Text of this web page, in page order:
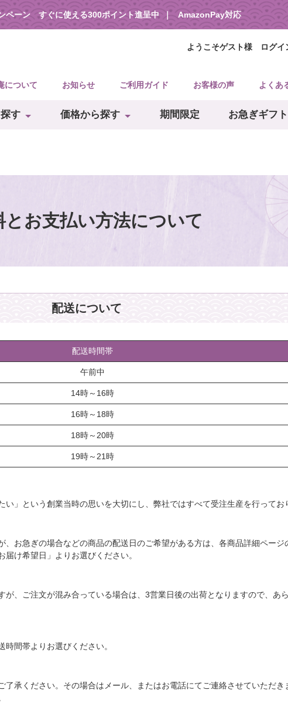
ペーン すぐに使える300ポイント進呈中 AmazonPay対応
ようこそゲスト様 ログイ
について お知らせ ご利用ガイド お客様の声 よくあ
す 価格から探す 期間限定 お急ぎギフト
とお支払い方法について
配送について
配送時間帯
午前中
14時～16時
16時～18時
18時～20時
19時～21時
」という創業当時の思いを大切にし、弊社ではすべて受注生産を行ってお
、お急ぎの場合などの商品の配送日のご希望がある方は、各商品詳細ページ
け希望日」よりお選びください。
が、ご注文が混み合っている場合は、3営業日後の出荷となりますので、あ
間帯よりお選びください。
承ください。その場合はメール、またはお電話にてご連絡させていただき